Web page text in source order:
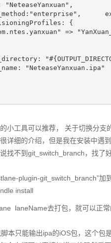
{
=>
"NeteaseYanxuan.ipa"
小工具可以推荐， 关于切换分支
详细的介绍，但是我在安装中遇
找不到git_switch_branch，找了
plugin-git_switch_branch”加
install
laneName去打包，就可以正常
本只能输出ipa的iOS包，这个包